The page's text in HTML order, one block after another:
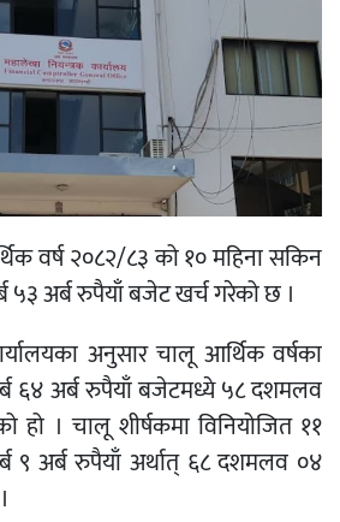
वर्ष २०८२/८३ को १० महिना सकिन
५३ अर्ब रुपैयाँ बजेट खर्च गरेको छ ।
अनुसार चालू आर्थिक वर्षका
६४ अर्ब रुपैयाँ बजेटमध्ये ५८ दशमलव
हो । चालू शीर्षकमा विनियोजित ११
९ अर्ब रुपैयाँ अर्थात् ६८ दशमलव ०४